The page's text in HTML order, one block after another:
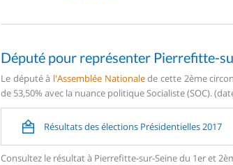
Député pour représenter Pierrefitte-
Le député à l'Assemblée Nationalede cette 2ème
de 53,50% avec la nuance politique Socialiste (SOC).
Résultats des élections Présidentielles 2017
Consultez le résultat à Pierrefitte-sur-Seine du 1er et